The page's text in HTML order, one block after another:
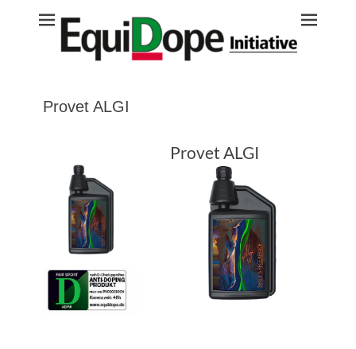
Equidope
Provet ALGI
Provet ALGI